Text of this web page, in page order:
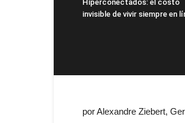
Hiperconectados: el costo
invisible de vivir siempre en
por Alexandre Ziebert,